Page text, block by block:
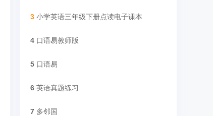
3 小学英语三年级下册点读电子课本
4 口语易教师版
5 口语易
6 英语真题练习
7 多邻国